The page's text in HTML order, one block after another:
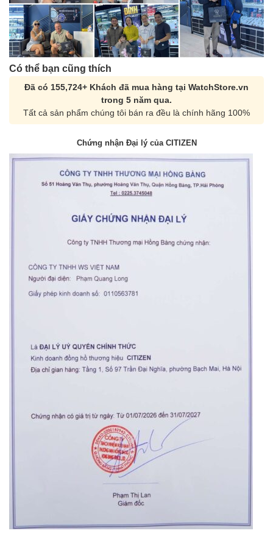
Có thể bạn cũng thích
Đã có 155,724+ Khách đã mua hàng tại WatchStore.vn
trong 5 năm qua.
Tất cả sản phẩm chúng tôi bán ra đều là chính hãng 100%
Chứng nhận Đại lý của CITIZEN
Orient Nam RA-
Casio Nam MTS-